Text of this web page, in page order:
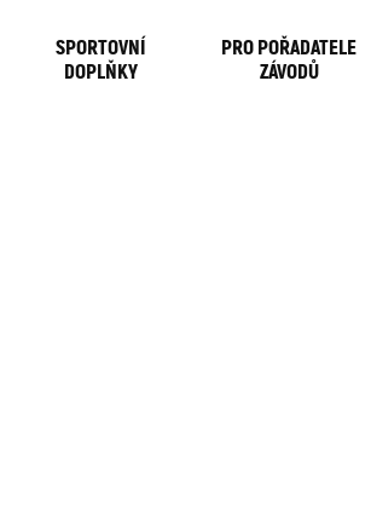
SPORTOVNÍ
DOPLŇKY
PRO POŘADATELE
ZÁVODŮ